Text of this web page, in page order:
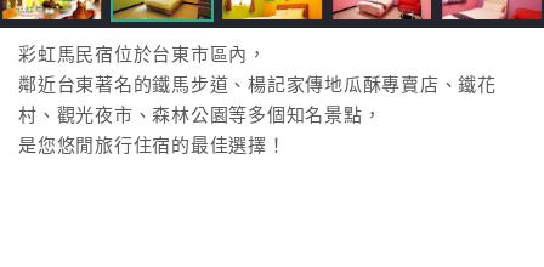
店
訂
房
HOT
彩虹馬民宿位於台東市區內，
鄰近台東著名的鐵馬步道、楊記家傳地瓜酥專賣店、鐵花
村、觀光夜市、森林公園等多個知名景點，
是您悠閒旅行住宿的最佳選擇！